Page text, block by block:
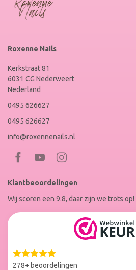
Roxenne Nails
Kerkstraat 81
6031 CG Nederweert
Nederland
0495 626627
0495 626627
info@roxennenails.nl
Bezoek
Facebook
op
Instagram
Klantbeoordelingen
Wij scoren een 9.8, daar zijn we trots op!
278+ beoordelingen
Web
Winkel